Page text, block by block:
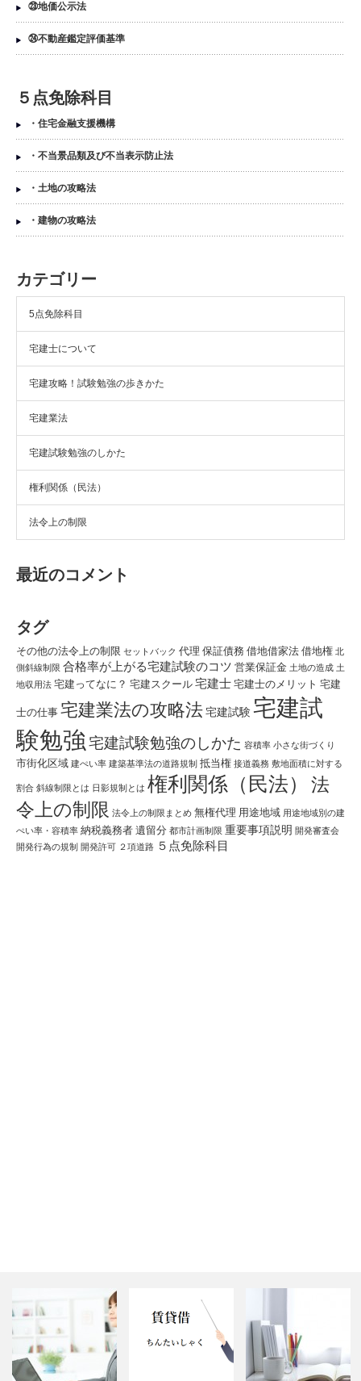
㉓地価公示法
㉔不動産鑑定評価基準
５点免除科目
・住宅金融支援機構
・不当景品類及び不当表示防止法
・土地の攻略法
・建物の攻略法
カテゴリー
5点免除科目
宅建士について
宅建攻略！試験勉強の歩きかた
宅建業法
宅建試験勉強のしかた
権利関係（民法）
法令上の制限
最近のコメント
タグ
その他の法令上の制限 セットバック 代理 保証債務 借地借家法 借地権 北
側斜線制限 合格率が上がる宅建試験のコツ 営業保証金 土地の造成 土
地収用法 宅建ってなに？ 宅建スクール 宅建士 宅建士のメリット 宅建
士の仕事 宅建業法の攻略法宅建試験 宅建試
験勉強宅建試験勉強のしかた 容積率 小さな街づくり
市街化区域 建ぺい率 建築基準法の道路規制 抵当権 接道義務 敷地面積に対する
割合 斜線制限とは 日影規制とは 権利関係（民法）
法
令上の制限 法令上の制限まとめ 無権代理 用途地域 用途地域別の建
ぺい率・容積率 納税義務者 遺留分 都市計画制限 重要事項説明 開発審査会
開発行為の規制 開発許可 ２項道路 ５点免除科目